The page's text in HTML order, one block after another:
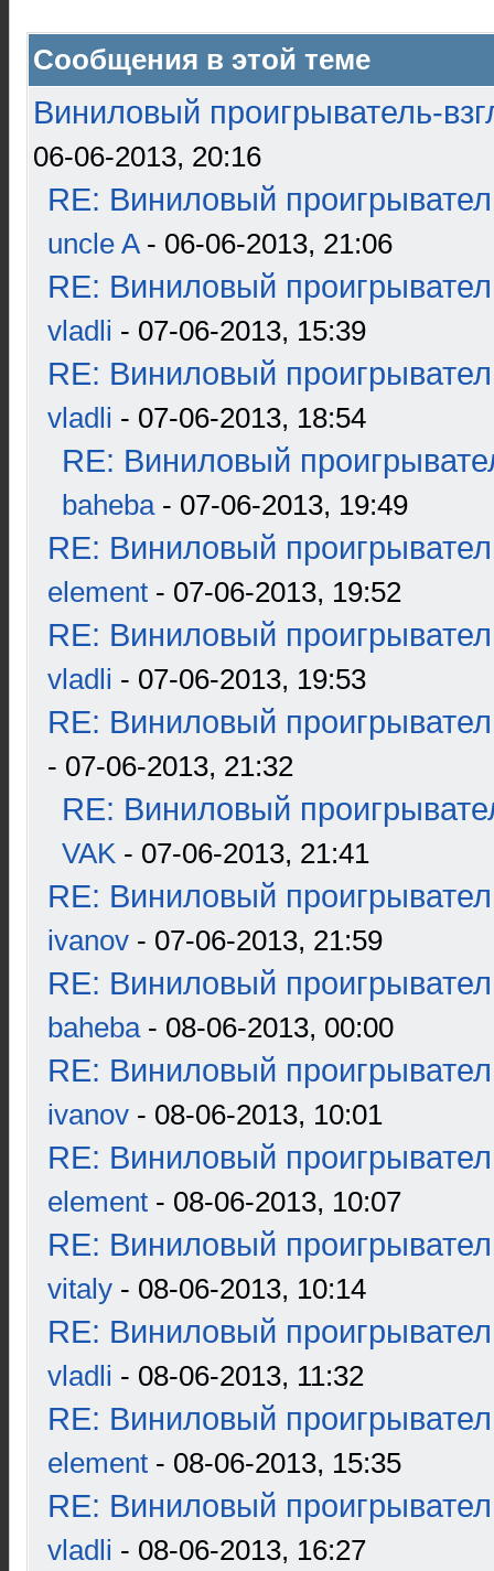
Сообщения в этой теме
Виниловый проигрыватель-
06-06-2013, 20:16
RE: Виниловый
uncle A- 06-06-2013, 21:06
RE: Виниловый
vladli - 07-06-2013, 15:39
RE: Виниловый
vladli - 07-06-2013, 18:54
RE: Виниловый
baheba- 07-06-2013, 19:49
RE: Виниловый
element - 07-06-2013, 19:52
RE: Виниловый
vladli - 07-06-2013, 19:53
RE: Виниловый
- 07-06-2013, 21:32
RE: Виниловый
VAK - 07-06-2013, 21:41
RE: Виниловый
ivanov - 07-06-2013, 21:59
RE: Виниловый
baheba- 08-06-2013, 00:00
RE: Виниловый
ivanov - 08-06-2013, 10:01
RE: Виниловый
element - 08-06-2013, 10:07
RE: Виниловый
vitaly - 08-06-2013, 10:14
RE: Виниловый
vladli - 08-06-2013, 11:32
RE: Виниловый
element - 08-06-2013, 15:35
RE: Виниловый
vladli - 08-06-2013, 16:27